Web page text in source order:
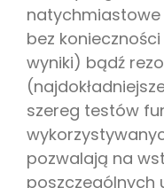
bez
wyniki) bądź
szereg testów
pozwalają na
poszczególnych